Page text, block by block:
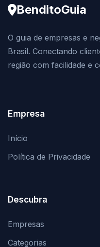
BenditoGuia
O guia de empresas e
Brasil. Conectando
região com facilidade e
Empresa
Início
Política de Privacidade
Descubra
Empresas
Categorias